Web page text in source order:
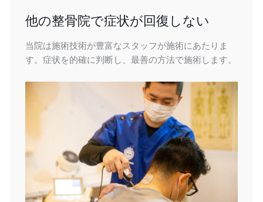
他の整骨院で症状が回復しない
当院は施術技術が豊富なスタッフが施術にあたりま
す。症状を的確に判断し、最善の方法で施術します。